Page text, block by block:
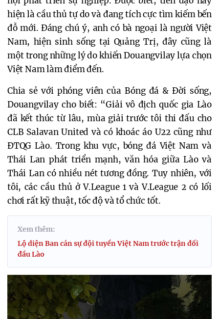
hiện là cầu thủ tự do và đang tích cực tìm kiếm bến
đỗ mới. Đáng chú ý, anh có bà ngoại là người Việt
Nam, hiện sinh sống tại Quảng Trị, đây cũng là
một trong những lý do khiến Douangvilay lựa chọn
Việt Nam làm điểm đến.
Chia sẻ với phóng viên của Bóng đá & Đời sống,
Douangvilay cho biết: “Giải vô địch quốc gia Lào
đã kết thúc từ lâu, mùa giải trước tôi thi đấu cho
CLB Salavan United và có khoác áo U22 cũng như
ĐTQG Lào. Trong khu vực, bóng đá Việt Nam và
Thái Lan phát triển mạnh, văn hóa giữa Lào và
Thái Lan có nhiều nét tương đồng. Tuy nhiên, với
tôi, các cầu thủ ở V.League 1 và V.League 2 có lối
chơi rất kỹ thuật, tốc độ và tổ chức tốt.
Xem thêm:
Lộ diện Ban cán sự đội tuyển Việt Nam trước trận đối
đầu Lào